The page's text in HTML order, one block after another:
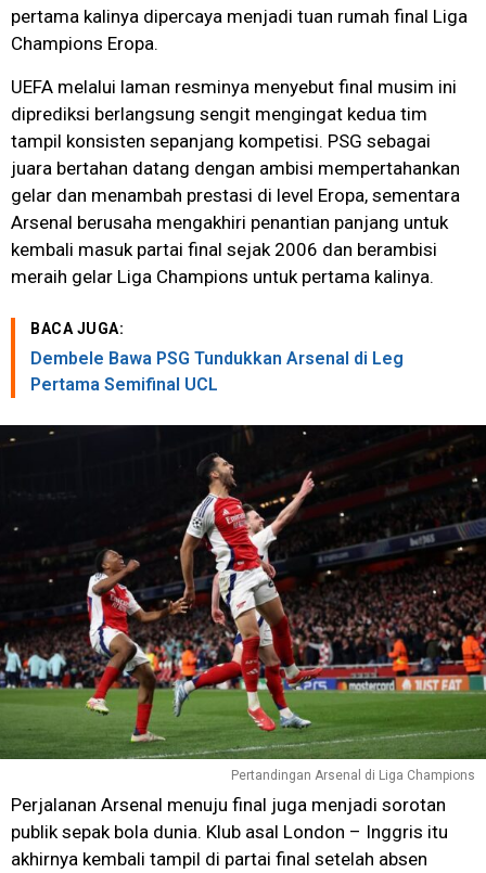
pertama kalinya dipercaya menjadi tuan rumah final Liga
Champions Eropa.
UEFA melalui laman resminya menyebut final musim ini
diprediksi berlangsung sengit mengingat kedua tim
tampil konsisten sepanjang kompetisi. PSG sebagai
juara bertahan datang dengan ambisi mempertahankan
gelar dan menambah prestasi di level Eropa, sementara
Arsenal berusaha mengakhiri penantian panjang untuk
kembali masuk partai final sejak 2006 dan berambisi
meraih gelar Liga Champions untuk pertama kalinya.
BACA JUGA:
Dembele Bawa PSG Tundukkan Arsenal di Leg
Pertama Semifinal UCL
Pertandingan Arsenal di Liga Champions
Perjalanan Arsenal menuju final juga menjadi sorotan
publik sepak bola dunia. Klub asal London – Inggris itu
akhirnya kembali tampil di partai final setelah absen